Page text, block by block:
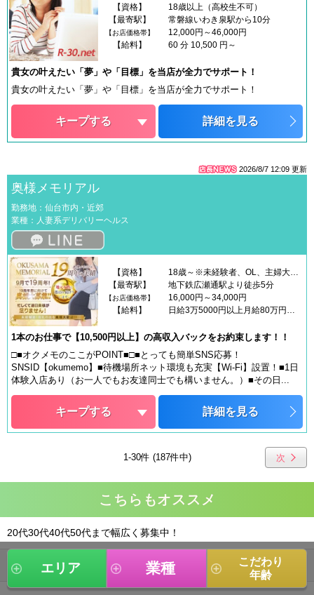
【資格】
18歳以上（高校生不可）
【最寄駅】
常磐線いわき泉駅から10分
【お店価格帯】
12,000円～46,000円
【給料】
60 分 10,500 円～
貴女の叶えたい「夢」や「目標」を当店が全力でサポート！
貴女の叶えたい「夢」や「目標」を当店が全力でサポート！
キープする 詳細を見る
2026/8/7 12:09 更新
奥様メモリアル
勤務地：仙台市内・近郊
業種：人妻系デリバリーヘルス
【資格】
【最寄駅】
地下鉄広瀬通駅より徒歩5分
【お店価格帯】
16,000円～34,000円
【給料】
1本のお仕事で【10,500円以上】の高収入バックをお約束します！！
□■オクメモのここがPOINT■□■とっても簡単SNS応募！
SNSID【okumemo】■待機場所ネット環境も充実【Wi-Fi】設置！■1日
体験入店あり（お一人でもお友達同士でも構いません。）■その日...
キープする 詳細を見る
次
1-30件 (187件中)
こちらもオススメ
20代30代40代50代まで幅広く募集中！
人妻店最高水準で貴方を歓迎します！
エリア 業種
こだわり
年齢